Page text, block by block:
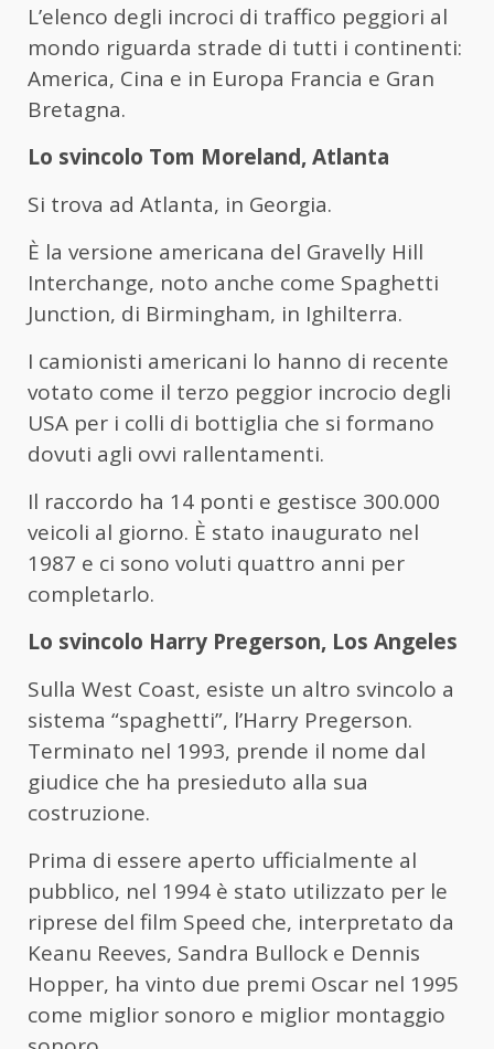
L’elenco degli incroci di traffico peggiori al
mondo riguarda strade di tutti i continenti:
America, Cina e in Europa Francia e Gran
Bretagna.
Lo svincolo Tom Moreland, Atlanta
Si trova ad Atlanta, in Georgia.
È la versione americana del Gravelly Hill
Interchange, noto anche come Spaghetti
Junction, di Birmingham, in Ighilterra.
I camionisti americani lo hanno di recente
votato come il terzo peggior incrocio degli
USA per i colli di bottiglia che si formano
dovuti agli ovvi rallentamenti.
Il raccordo ha 14 ponti e gestisce 300.000
veicoli al giorno. È stato inaugurato nel
1987 e ci sono voluti quattro anni per
completarlo.
Lo svincolo Harry Pregerson, Los Angeles
Sulla West Coast, esiste un altro svincolo a
sistema “spaghetti”, l’Harry Pregerson.
Terminato nel 1993, prende il nome dal
giudice che ha presieduto alla sua
costruzione.
Prima di essere aperto ufficialmente al
pubblico, nel 1994 è stato utilizzato per le
riprese del film Speed che, interpretato da
Keanu Reeves, Sandra Bullock e Dennis
Hopper, ha vinto due premi Oscar nel 1995
come miglior sonoro e miglior montaggio